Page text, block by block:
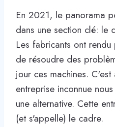
En 2021, le panorama
dans une section clé: le
Les fabricants ont
de résoudre des
jour ces machines.
entreprise inconnue
une alternative. Cette
(et s'appelle) le cadre.